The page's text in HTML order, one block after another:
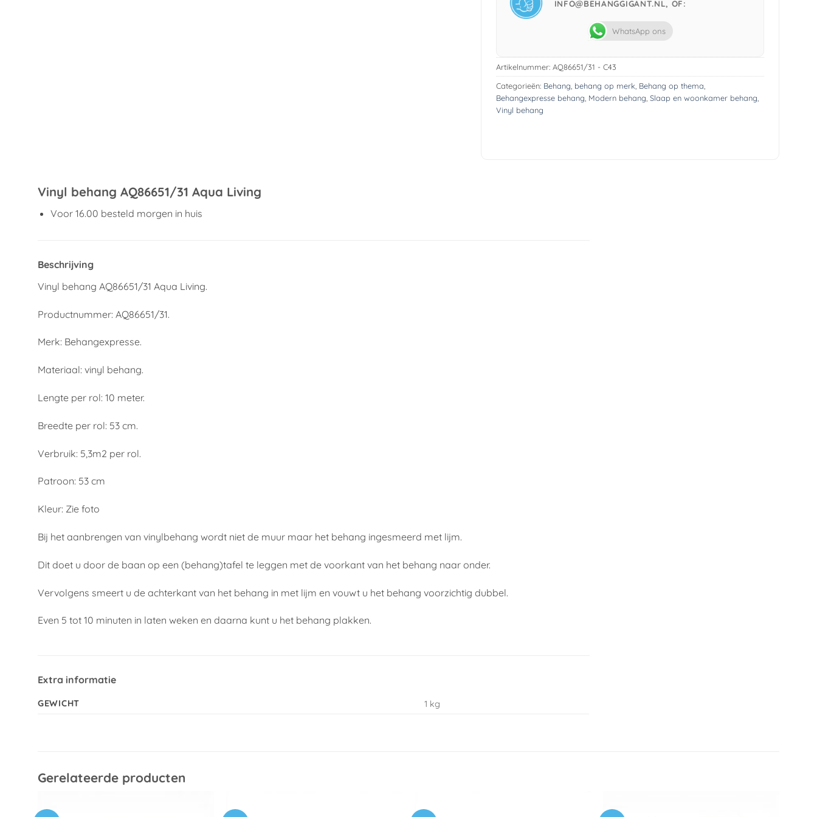
INFO@BEHANGGIGANT.NL, OF:
WhatsApp ons
Artikelnummer: AQ86651/31 - C43
Categorieën: Behang behang op merk Behang op thema
Behangexpresse behang Modern behang Slaap en woonkamer behang
Vinyl behang
Vinyl behang AQ86651/31 Aqua Living
Voor 16.00 besteld morgen in huis
Beschrijving
Vinyl behang AQ86651/31 Aqua Living.
Productnummer: AQ86651/31.
Merk: Behangexpresse.
Materiaal: vinyl behang.
Lengte per rol: 10 meter.
Breedte per rol: 53 cm.
Verbruik: 5,3m2 per rol.
Patroon: 53 cm
Kleur: Zie foto
Bij het aanbrengen van vinylbehang wordt niet de muur maar het behang ingesmeerd met lijm.
Dit doet u door de baan op een (behang)tafel te leggen met de voorkant van het behang naar onder.
Vervolgens smeert u de achterkant van het behang in met lijm en vouwt u het behang voorzichtig dubbel.
Even 5 tot 10 minuten in laten weken en daarna kunt u het behang plakken.
Extra informatie
GEWICHT 1 kg
Gerelateerde producten